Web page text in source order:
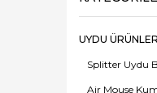
UYDU
Splitter Uydu
Air Mouse